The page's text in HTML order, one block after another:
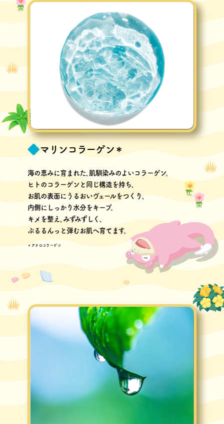
マリンコラーゲン＊
海の恵みに育まれた､肌馴染みのよいコラーゲン。
ヒトのコラーゲンと同じ構造を持ち､
お肌の表面にうるおいヴェールをつくり､
内側にしっかり水分をキープ。
キメを整え､みずみずしく､
ぷるるんっと弾むお肌へ育てます。
＊アテロコラーゲン